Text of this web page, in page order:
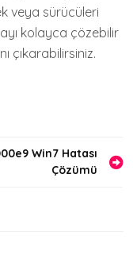
veya sürücüleri
kolayca çözebilir
çıkarabilirsiniz.
Win7 Hatası
Çözümü